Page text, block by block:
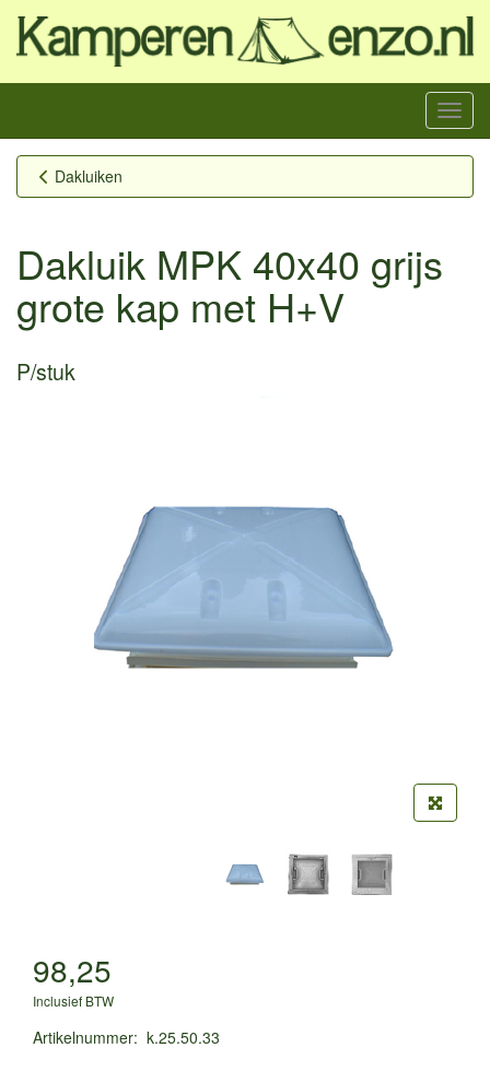
Menu
Dakluiken
Dakluik MPK 40x40 grijs
grote kap met H+V
P/stuk
98,25
Inclusief BTW
Artikelnummer: k.25.50.33